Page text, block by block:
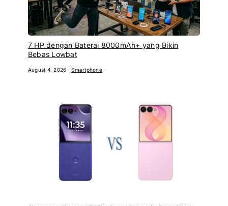
7 HP dengan Baterai 8000mAh+ yang Bikin
Bebas Lowbat
August 4, 2026 Smartphone